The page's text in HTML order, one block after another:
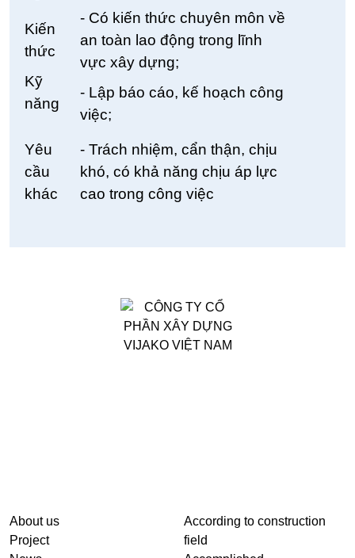
Kiến
thức
Kỹ
năng
- Có kiến thức chuyên môn về
an toàn lao động trong lĩnh
vực xây dựng;
- Lập báo cáo, kế hoạch công
việc;
Yêu
cầu
khác
- Trách nhiệm, cẩn thận, chịu
khó, có khả năng chịu áp lực
cao trong công việc
About us
Project
According to construction
field